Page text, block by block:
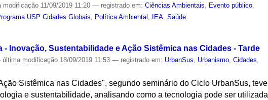
modificação 11/09/2019 11:20— registrado em:Ciências Ambientais, Evento público,
USP Cidades Globais, Política Ambiental , IEA,Saúde
Inovação, Sustentabilidade e Ação Sistêmica nas Cidades - Tarde
última modificação 18/09/2019 11:53— registrado em: UrbanSus, Urbanismo,Cidades,
Sistêmica nas Cidades", segundo seminário do Ciclo UrbanSus, teve
e sustentabilidade, analisando como a tecnologia pode ser utilizada